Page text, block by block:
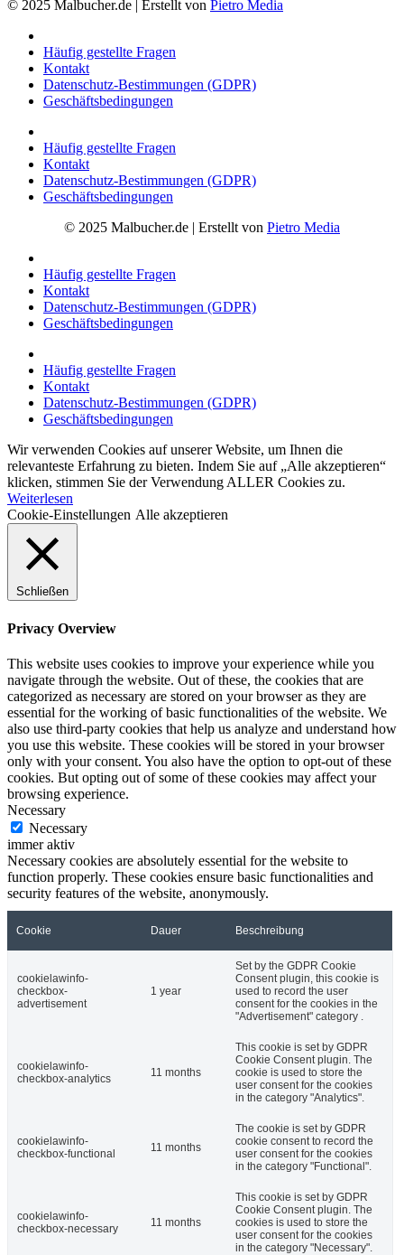
© 2025 Malbucher.de | Erstellt von Pietro Media
Häufig gestellte Fragen
Kontakt
Datenschutz-Bestimmungen (GDPR)
Geschäftsbedingungen
Häufig gestellte Fragen
Kontakt
Datenschutz-Bestimmungen (GDPR)
Geschäftsbedingungen
© 2025 Malbucher.de | Erstellt von Pietro Media
Häufig gestellte Fragen
Kontakt
Datenschutz-Bestimmungen (GDPR)
Geschäftsbedingungen
Häufig gestellte Fragen
Kontakt
Datenschutz-Bestimmungen (GDPR)
Geschäftsbedingungen
Wir verwenden Cookies auf unserer Website, um Ihnen die
relevanteste Erfahrung zu bieten. Indem Sie auf „Alle akzeptieren“
klicken, stimmen Sie der Verwendung ALLER Cookies zu.
Weiterlesen
Cookie-Einstellungen Alle akzeptieren
Schließen
Privacy Overview
This website uses cookies to improve your experience while you
navigate through the website. Out of these, the cookies that are
categorized as necessary are stored on your browser as they are
essential for the working of basic functionalities of the website. We
also use third-party cookies that help us analyze and understand how
you use this website. These cookies will be stored in your browser
only with your consent. You also have the option to opt-out of these
cookies. But opting out of some of these cookies may affect your
browsing experience.
Necessary
Necessary
immer aktiv
Necessary cookies are absolutely essential for the website to
function properly. These cookies ensure basic functionalities and
security features of the website, anonymously.
Cookie Dauer Beschreibung
cookielawinfo-
checkbox-
advertisement
1 year
Set by the GDPR Cookie
Consent plugin, this cookie is
used to record the user
consent for the cookies in the
"Advertisement" category .
cookielawinfo-
checkbox-analytics
11 months
This cookie is set by GDPR
Cookie Consent plugin. The
cookie is used to store the
user consent for the cookies
in the category "Analytics".
cookielawinfo-
checkbox-functional
11 months
The cookie is set by GDPR
cookie consent to record the
user consent for the cookies
in the category "Functional".
cookielawinfo-
checkbox-necessary
11 months
This cookie is set by GDPR
Cookie Consent plugin. The
cookies is used to store the
user consent for the cookies
in the category "Necessary".